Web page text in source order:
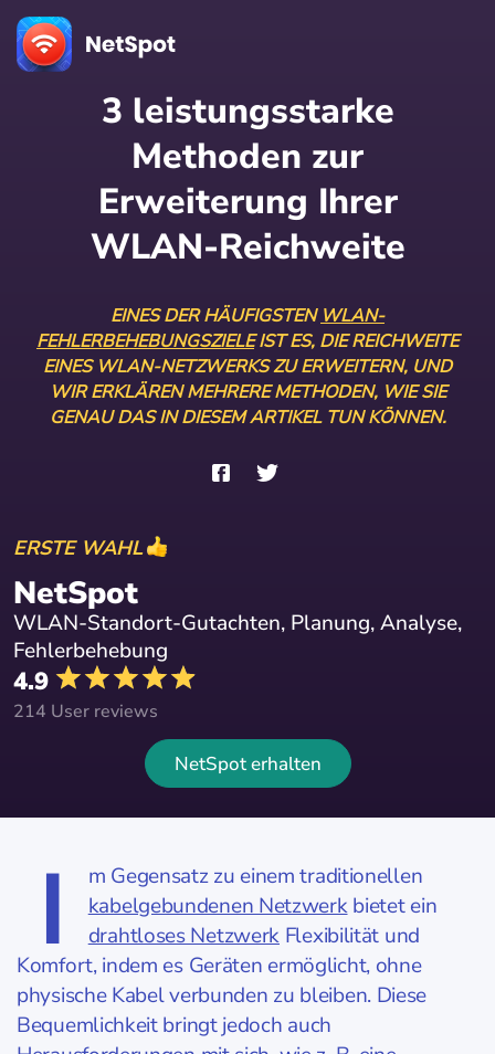
3 leistungsstarke
Methoden zur
Erweiterung Ihrer
WLAN-Reichweite
EINES DER HÄUFIGSTEN WLAN-
FEHLERBEHEBUNGSZIELEIST ES, DIE REICHWEITE
EINES WLAN-NETZWERKS ZU ERWEITERN, UND
WIR ERKLÄREN MEHRERE METHODEN, WIE SIE
GENAU DAS IN DIESEM ARTIKEL TUN KÖNNEN.
ERSTE WAHL
NetSpot
WLAN-Standort-Gutachten, Planung, Analyse,
Fehlerbehebung
4.9
214 User reviews
NetSpot erhalten
I
m Gegensatz zu einem traditionellen
kabelgebundenen Netzwerkbietet ein
drahtloses Netzwerk Flexibilität und
Komfort, indem es Geräten ermöglicht, ohne
physische Kabel verbunden zu bleiben. Diese
Bequemlichkeit bringt jedoch auch